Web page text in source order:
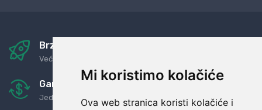
Mi koristimo kolačiće
Ova web stranica koristi kolačiće i
Brza i sigurna dostava
Već za nekoliko dana kod vas
Garancija u povrat novaca
Jednostavno pravilo: Roba za novac